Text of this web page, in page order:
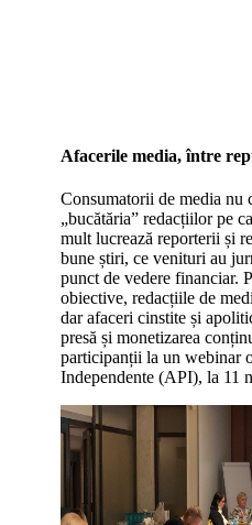
Afacerile media, între
Consumatorii de media nu
„bucătăria” redacțiilor pe
mult lucrează reporterii și
bune știri, ce venituri au
punct de vedere financiar.
obiective, redacțiile de
dar afaceri cinstite și
presă și monetizarea
participanții la un webinar
Independente (API), la 11